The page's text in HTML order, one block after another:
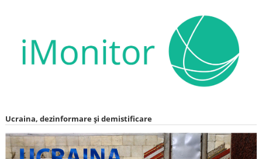
Ucraina, dezinformare și demistificare